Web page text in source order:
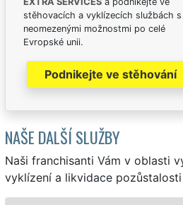
stěhovacích a vyklízecích službách s
neomezenými možnostmi po celé
Evropské unii.
Podnikejte ve stěhování
NAŠE DALŠÍ SLUŽBY
Naši franchisanti Vám v oblasti
vyklízení a likvidace